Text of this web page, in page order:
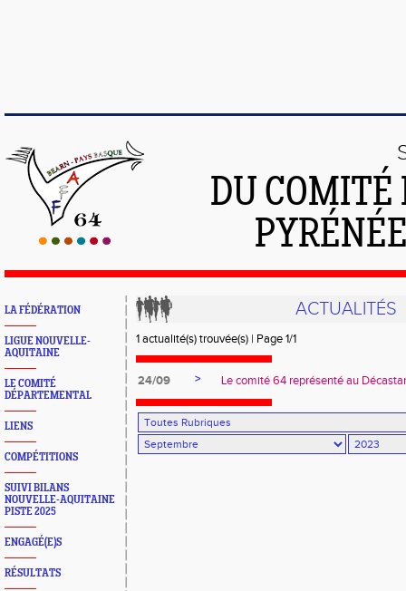
DU
LA FÉDÉRATION
LIGUE NOUVELLE-
AQUITAINE
LE COMITÉ
DÉPARTEMENTAL
LIENS
COMPÉTITIONS
SUIVI BILANS
NOUVELLE-AQUITAINE
PISTE 2025
ENGAGÉ(E)S
RÉSULTATS
ACTUALITÉS
1 actualité(s) trouvée(s) | Page 1/1
24/09 > Le comité 64 représenté au